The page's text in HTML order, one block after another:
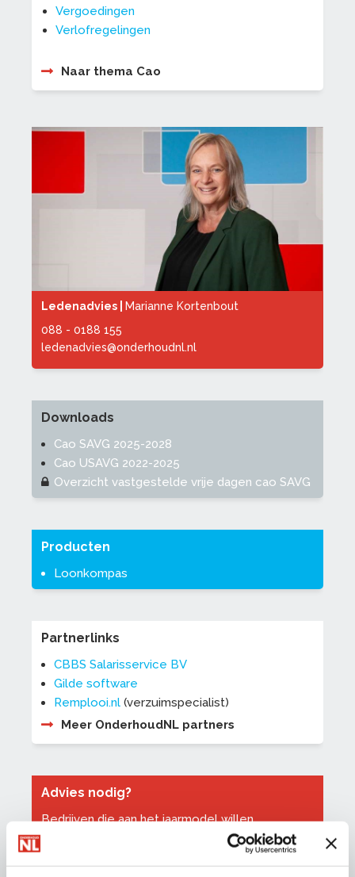
Vergoedingen
Verlofregelingen
Naar thema Cao
Ledenadvies | Marianne Kortenbout
088 - 0188 155
ledenadvies@onderhoudnl.nl
Downloads
Cao SAVG 2025-2028
Cao USAVG 2022-2025
Overzicht vastgestelde vrije dagen cao SAVG
Producten
Loonkompas
Partnerlinks
CBBS Salarisservice BV
Gilde software
Remplooi.nl (verzuimspecialist)
Meer OnderhoudNL partners
Advies nodig?
Bedrijven die aan het jaarmodel willen
meedoen, kunnen zowel werkgevers- als
werknemersorganisaties om advies vragen over